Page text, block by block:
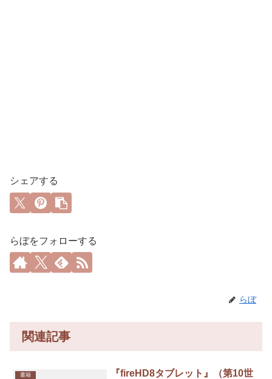
シェアする
らぼをフォローする
らぼ
関連記事
書籍
『fireHD8タブレット』（第10世